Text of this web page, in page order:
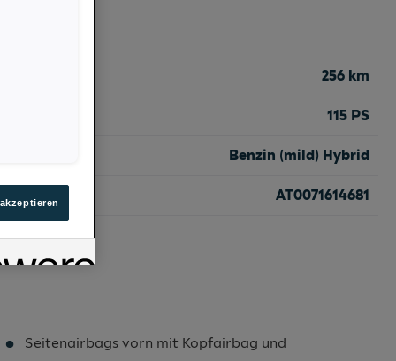
256 km
115 PS
Benzin (mild) Hybrid
AT0071614681
Seitenairbags vorn mit Kopfairbag und